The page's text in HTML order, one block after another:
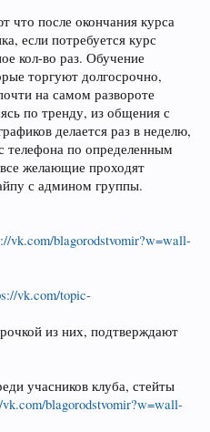
что после окончания курса
если потребуется курс
кол-во раз. Обучение
торгуют долгосрочно,
на самом развороте
по тренду, из общения с
делается раз в неделю,
телефона по определенным
желающие проходят
с админом группы.
vk.com/blagorodstvomir?w=wall-
vk.com/topic-
из них, подтверждают
учасников клуба, стейты
vk.com/blagorodstvomir?w=wall-